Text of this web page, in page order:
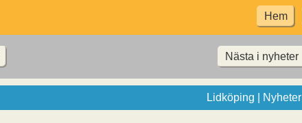
Hem
Nästa i nyheter
Lidköping | Nyheter